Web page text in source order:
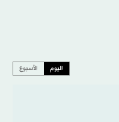
اليوم الأسبوع